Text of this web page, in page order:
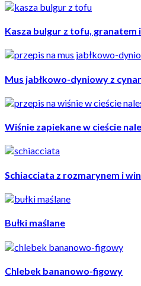
Kasza bulgur z tofu, granatem
Mus jabłkowo-dyniowy z
Wiśnie zapiekane w cieście
Schiacciata z rozmarynem i
Bułki maślane
Chlebek bananowo-figowy